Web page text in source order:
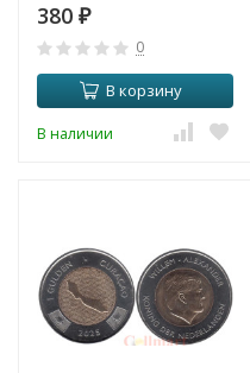
380 ₽
0
В корзину
В наличии